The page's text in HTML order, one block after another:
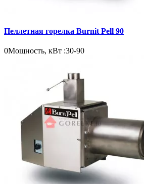
Пеллетная горелка Burnit Pell 90
0Мощность, кВт :30-90